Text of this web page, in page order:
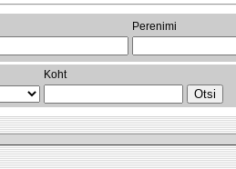
Perenimi
Koht